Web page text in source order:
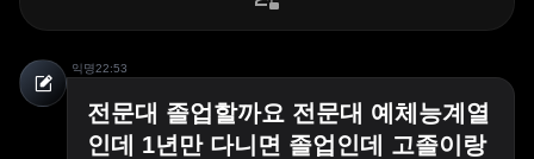
익명22:53
전문대 졸업할까요 전문대 예체능계열
인데 1년만 다니면 졸업인데 고졸이랑